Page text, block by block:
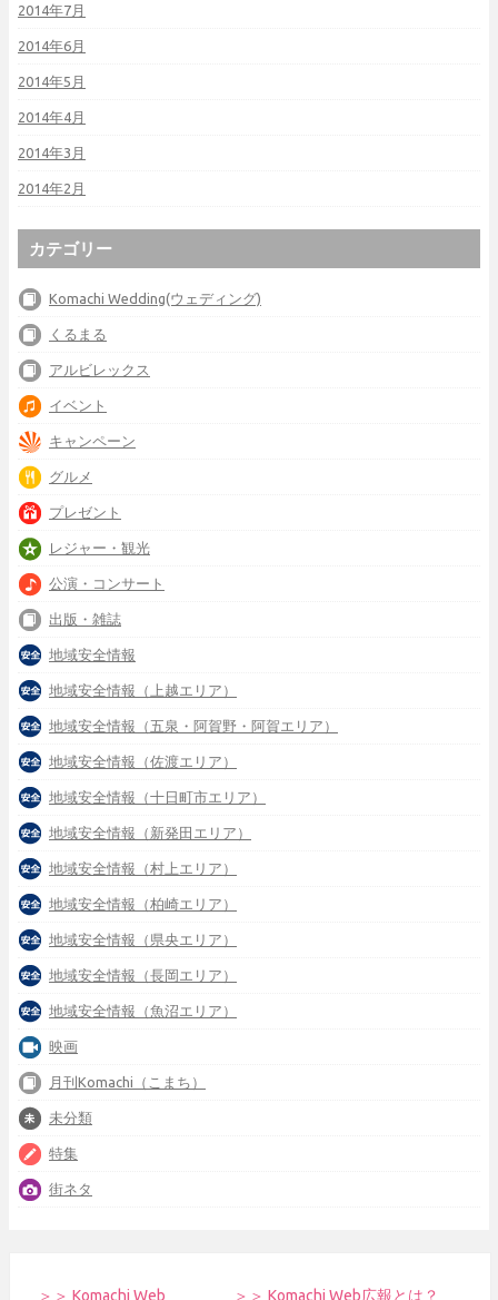
2014年7月
2014年6月
2014年5月
2014年4月
2014年3月
2014年2月
カテゴリー
Komachi Wedding(ウェディング)
くるまる
アルビレックス
イベント
キャンペーン
グルメ
プレゼント
レジャー・観光
公演・コンサート
出版・雑誌
地域安全情報
地域安全情報（上越エリア）
地域安全情報（五泉・阿賀野・阿賀エリア）
地域安全情報（佐渡エリア）
地域安全情報（十日町市エリア）
地域安全情報（新発田エリア）
地域安全情報（村上エリア）
地域安全情報（柏崎エリア）
地域安全情報（県央エリア）
地域安全情報（長岡エリア）
地域安全情報（魚沼エリア）
映画
月刊Komachi（こまち）
未分類
特集
街ネタ
＞＞ Komachi Web ＞＞ Komachi Web広報とは？